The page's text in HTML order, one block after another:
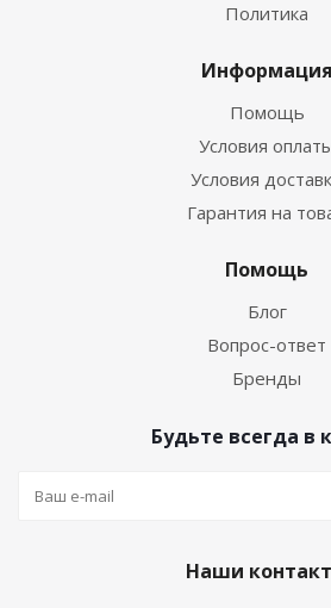
Политика
Информация
Помощь
Условия
Условия
Гарантия на
Помощь
Блог
Вопрос-ответ
Бренды
Будьте всегда в
Наши